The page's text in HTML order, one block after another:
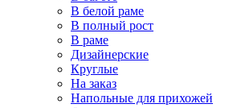
В белой раме
В полный рост
В раме
Дизайнерские
Круглые
На заказ
Напольные для прихожей